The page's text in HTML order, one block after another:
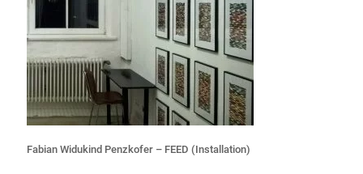
Fabian Widukind Penzkofer – FEED (Installation)